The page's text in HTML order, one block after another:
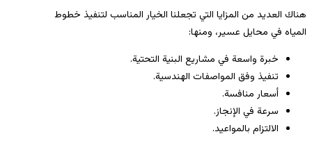
هناك العديد من المزايا التي تجعلنا الخيار المناسب لتنفيذ خطوط
المياه في محايل عسير، ومنها:
خبرة واسعة في مشاريع البنية التحتية.
تنفيذ وفق المواصفات الهندسية.
أسعار منافسة.
سرعة في الإنجاز.
الالتزام بالمواعيد.